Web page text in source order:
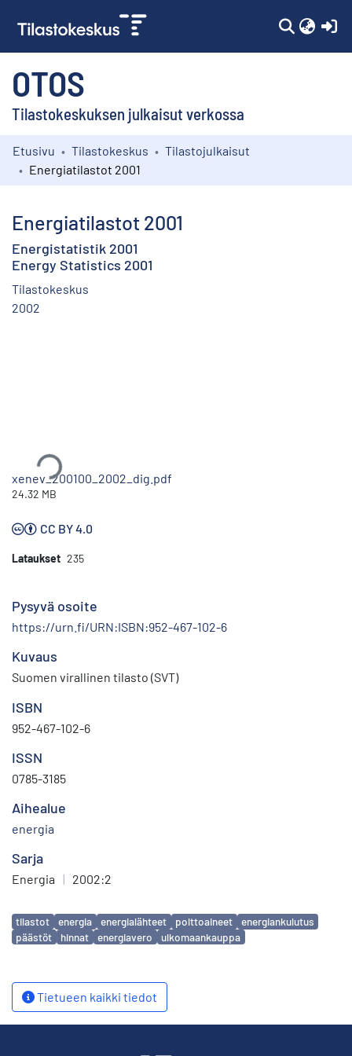
OTOS
Tilastokeskuksen julkaisut verkossa
Kokoelmat
Etusivu Tilastokeskus
Tilastojulkaisut
Energiatilastot 2001
Energiatilastot 2001
Energistatistik 2001
Energy Statistics 2001
Tilastokeskus
2002
xenev_200100_2002_dig.pdf
24.32 MB
CC BY 4.0
Lataukset 235
Pysyvä osoite
https://urn.fi/URN:ISBN:952-467-102-6
Kuvaus
Suomen virallinen tilasto (SVT)
ISBN
952-467-102-6
ISSN
0785-3185
Aihealue
energia
Sarja
Energia | 2002:2
Avainsanat
tilastot energia energialähteet polttoaineet
energiankulutus
päästöt
hinnat energiavero ulkomaankauppa
Tietueen kaikki tiedot